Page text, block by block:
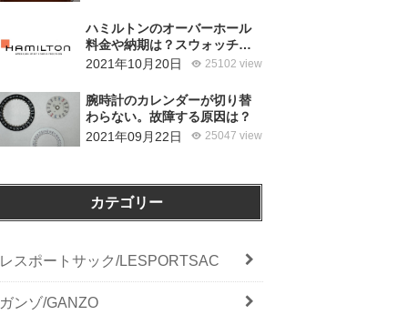
ハミルトンのオーバーホール
料金や納期は？スウォッチグ
ループジャパンと修理専門店
2021年10月20日 25102 view
腕時計のカレンダーが切り替
わらない。故障する原因は？
2021年09月22日
25047 view
カテゴリー
レスポートサック/LESPORTSAC
ガンゾ/GANZO